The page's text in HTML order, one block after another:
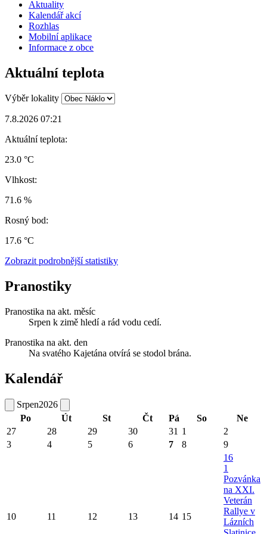
Aktuality
Kalendář akcí
Rozhlas
Mobilní aplikace
Informace z obce
Aktuální teplota
Výběr lokality
7.8.2026 07:21
Aktuální teplota:
23.0 °C
Vlhkost:
71.6 %
Rosný bod:
17.6 °C
Zobrazit podrobnější statistiky
Pranostiky
Pranostika na akt. měsíc
Srpen k zimě hledí a rád vodu cedí.
Pranostika na akt. den
Na svatého Kajetána otvírá se stodol brána.
Kalendář
Srpen2026
Po
Út St Čt Pá So
Ne
27
28 29 30 31 1
2
3
4 5 6 7 8 9
10 11 12 13 14 15
16
1
Pozvánka
na XXI.
Veterán
Rallye v
Lázních